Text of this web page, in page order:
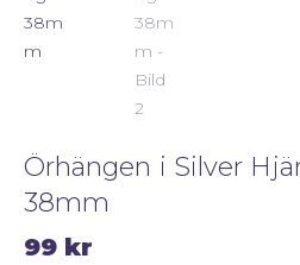
ALLMÄNNA VILLKOR
STORLEKSGUIDE FÖR RINGAR
Örhängen i Silver
38mm
99 kr